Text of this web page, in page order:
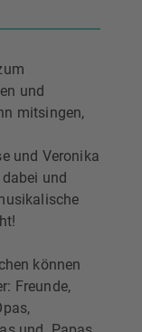
und
mitsingen,
und Veronika
und
können
Freunde,